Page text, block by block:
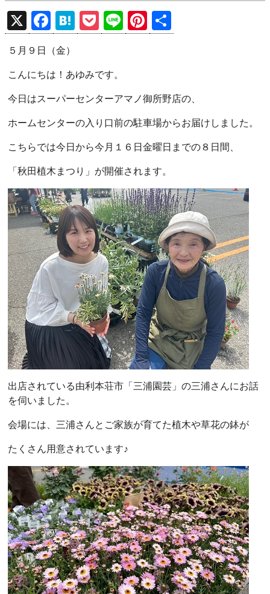
X
F
a
ce
b
o
o
H
at
n
a
P
o
et
Li
n
Pi
nt
t
有
５月９日（金）
こんにちは！あゆみです。
今日はスーパーセンターアマノ御所野店の、
ホームセンターの入り口前の駐車場からお届けしました。
こちらでは今日から今月１６日金曜日までの８日間、
「秋田植木まつり」が開催されます。
出店されている由利本荘市「三浦園芸」の三浦さんにお話
を伺いました。
会場には、三浦さんとご家族が育てた植木や草花の鉢が
たくさん用意されています♪